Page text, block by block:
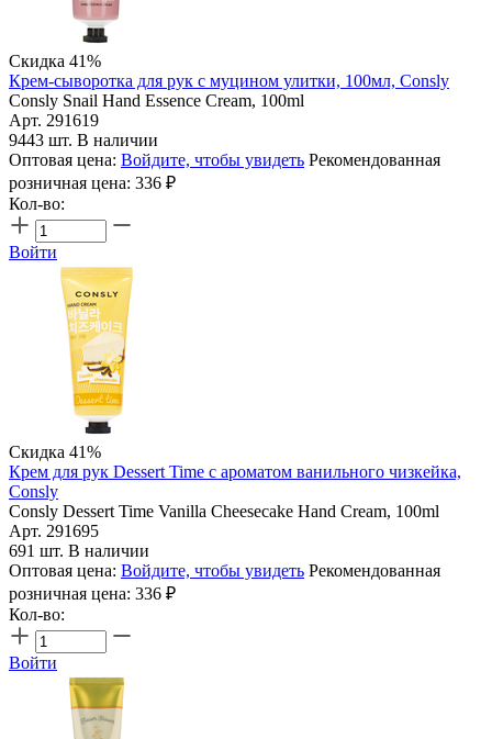
Скидка 41%
Крем-сыворотка для рук с муцином улитки, 100мл, Consly
Consly Snail Hand Essence Cream, 100ml
Арт. 291619
9443 шт. В наличии
Оптовая цена: Войдите, чтобы увидеть Рекомендованная
розничная цена: 336 ₽
Кол-во:
Войти
Скидка 41%
Крем для рук Dessert Time с ароматом ванильного чизкейка,
Consly
Consly Dessert Time Vanilla Cheesecake Hand Cream, 100ml
Арт. 291695
691 шт. В наличии
Оптовая цена: Войдите, чтобы увидеть Рекомендованная
розничная цена: 336 ₽
Кол-во:
Войти